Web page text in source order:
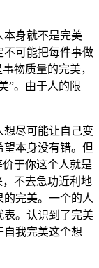
本身就不是完美
不可能把每件事做
物质量的完美，
”。由于人的限
尽可能让自己变
本身没有错。但
于你这个人就是
不去急功近利地
完美。一个的人
表。认识到了完美
自我完美这个想